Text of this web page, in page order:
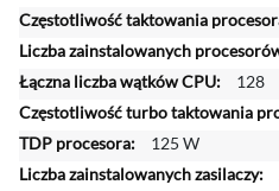
o
r
m
a
i
128
125 W